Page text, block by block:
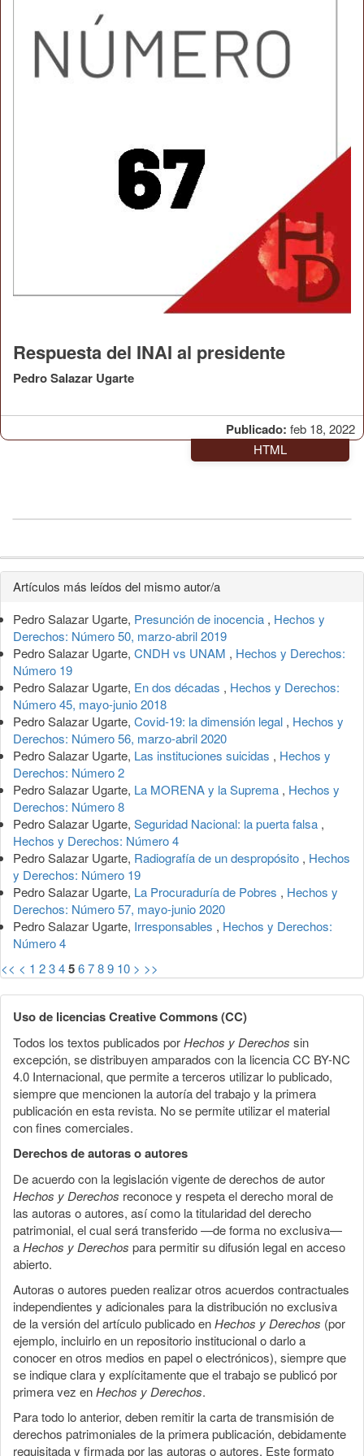
Publicado: feb 18, 2022
Respuesta del INAI al presidente
Pedro Salazar Ugarte
HTML
Detalles
del
artículo
Artículos más leídos del mismo autor/a
Pedro Salazar Ugarte, Presunción de inocencia , Hechos y
Derechos: Número 50, marzo-abril 2019
Pedro Salazar Ugarte, CNDH vs UNAM , Hechos y Derechos:
Número 19
Pedro Salazar Ugarte, En dos décadas , Hechos y Derechos:
Número 45, mayo-junio 2018
Pedro Salazar Ugarte, Covid-19: la dimensión legal , Hechos y
Derechos: Número 56, marzo-abril 2020
Pedro Salazar Ugarte, Las instituciones suicidas , Hechos y
Derechos: Número 2
Pedro Salazar Ugarte, La MORENA y la Suprema , Hechos y
Derechos: Número 8
Pedro Salazar Ugarte, Seguridad Nacional: la puerta falsa ,
Hechos y Derechos: Número 4
Pedro Salazar Ugarte, Radiografía de un despropósito , Hechos
y Derechos: Número 19
Pedro Salazar Ugarte, La Procuraduría de Pobres , Hechos y
Derechos: Número 57, mayo-junio 2020
Pedro Salazar Ugarte, Irresponsables , Hechos y Derechos:
Número 4
<< < 1 23456789 10 > >>
Uso de licencias Creative Commons (CC)
Todos los textos publicados porHechos y Derechos sin
excepción, se distribuyen amparados con la licencia CC BY-NC
4.0 Internacional, que permite a terceros utilizar lo publicado,
siempre que mencionen la autoría del trabajo y la primera
publicación en esta revista. No se permite utilizar el material
con fines comerciales.
Derechos de autoras o autores
De acuerdo con la legislación vigente de derechos de autor
Hechos y Derechos reconoce y respeta el derecho moral de
las autoras o autores, así como la titularidad del derecho
patrimonial, el cual será transferido —de forma no exclusiva—
aHechos y Derechos para permitir su difusión legal en acceso
abierto.
Autoras o autores pueden realizar otros acuerdos contractuales
independientes y adicionales para la distribución no exclusiva
de la versión del artículo publicado enHechos y Derechos (por
ejemplo, incluirlo en un repositorio institucional o darlo a
conocer en otros medios en papel o electrónicos), siempre que
se indique clara y explícitamente que el trabajo se publicó por
primera vez enHechos y Derechos.
Para todo lo anterior, deben remitir la carta de transmisión de
derechos patrimoniales de la primera publicación, debidamente
requisitada y firmada por las autoras o autores. Este formato